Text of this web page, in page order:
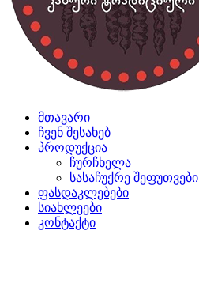
მთავარი
ჩვენ შესახებ
პროდუქცია
ჩურჩხელა
სასაჩუქრე შეფუთვები
ფასდაკლებები
სიახლეები
კონტაქტი